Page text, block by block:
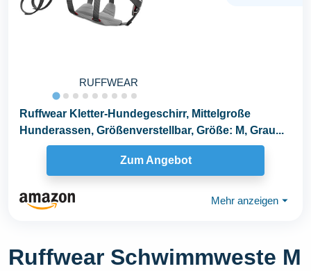
RUFFWEAR
Ruffwear Kletter-Hundegeschirr, Mittelgroße
Hunderassen, Größenverstellbar, Größe: M, Grau...
Zum Angebot
Mehr anzeigen ⏷
Ruffwear Schwimmweste M